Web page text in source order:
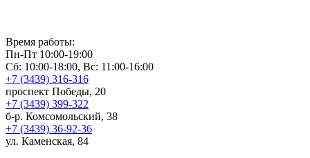
Время работы:
Пн-Пт 10:00-19:00
Сб: 10:00-18:00, Вс: 11:00-16:00
+7 (3439) 316-316
проспект Победы, 20
+7 (3439) 399-322
б-р. Комсомольский, 38
+7 (3439) 36-92-36
ул. Каменская, 84